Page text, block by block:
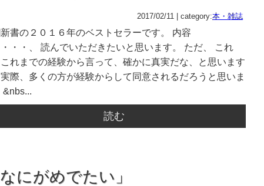
2017/02/11 | category:本・雑誌
書の２０１６年のベストセラーです。 内容
・・、 読んでいただきたいと思います。 ただ、 これ
れまでの経験から言って、確かに真実だな、と思います
実際、多くの方が経験からして同意されるだろうと思いま
&nbs...
読む
がめでたい」